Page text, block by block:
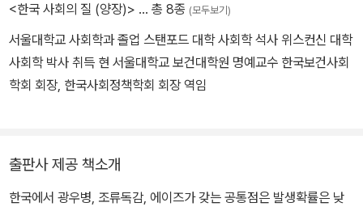
<한국 사회의 질 (양장)> … 총 8종 (모두보기)
서울대학교 사회학과 졸업 스탠포드 대학 사회학 석사 위스컨신 대학
사회학 박사 취득 현 서울대학교 보건대학원 명예교수 한국보건사회
학회 회장, 한국사회정책학회 회장 역임
출판사 제공 책소개
한국에서 광우병, 조류독감, 에이즈가 갖는 공통점은 발생확률은 낮